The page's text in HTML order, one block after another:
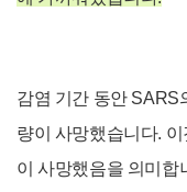
감염 기간 동안 SARS
량이 사망했습니다.
이 사망했음을 의미합